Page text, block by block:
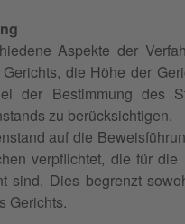
Aspekte der
die Höhe der
der Bestimmung des
zu berücksichtigen.
auf die
verpflichtet, die für die
sind. Dies begrenzt
Gerichts.